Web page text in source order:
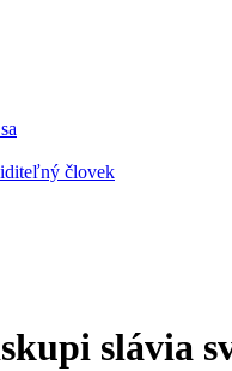
človek
slávia